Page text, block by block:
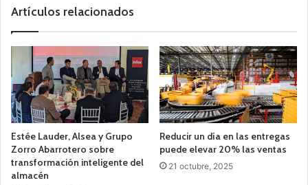
Artículos relacionados
Estée Lauder, Alsea y Grupo
Zorro Abarrotero sobre
transformación inteligente del
almacén
Reducir un día en las entregas
puede elevar 20% las ventas
21 octubre, 2025